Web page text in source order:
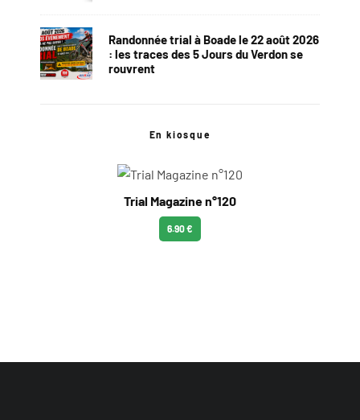
Randonnée trial à Boade le 22 août 2026
: les traces des 5 Jours du Verdon se
rouvrent
En kiosque
Trial Magazine n°120
6.90 €